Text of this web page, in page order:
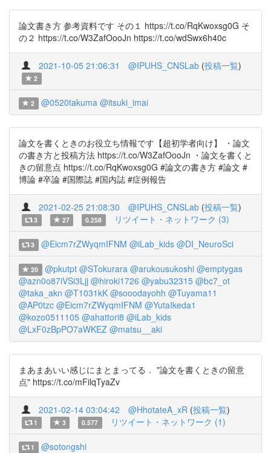
論文書き方 参考資料です その１ https://t.co/RqKwoxsg0G そ
の２ https://t.co/W3ZafOooJn https://t.co/wdSwx6h40c
2021-10-05 21:06:31 @IPUHS_CNSLab (投稿一覧)
2
2 @0520takuma @itsuki_imai
論文を書くときのお役立ち情報です【超初学者向け】 ・論文
の書き方と投稿方法 https://t.co/W3ZafOooJn ・論文を書くと
きの留意点 https://t.co/RqKwoxsg0G #論文の書き方 #論文 #
博論 #卒論 #国際誌 #国内誌 #症例報告
2021-02-25 21:08:30 @IPUHS_CNSLab (投稿一覧)
3 27 0.258 リツイート・ネットワーク (3)
3 @Eicm7rZWyqmIFNM @iLab_kids @DI_NeuroSci
20 @pkutpt @STokurara @arukousukoshi @emptygas
@azn0o87iVSi3Ljj @hiroki1726 @yabu32315 @bc7_ot
@taka_akn @T1031kK @sooodayohh @Tuyama11
@AP0tzc @Eicm7rZWyqmIFNM @YutaIkeda1
@kozo0511105 @ahattori8 @iLab_kids
@LxF0zBpPO7aWKEZ @matsu__aki
まあまあいい感じにまとまってる． "論文を書くときの留意
点" https://t.co/mFilqTyaZv
2021-02-14 03:04:42 @HhotateA_xR (投稿一覧)
1 3 0.577 リツイート・ネットワーク (1)
1 @sotongshi